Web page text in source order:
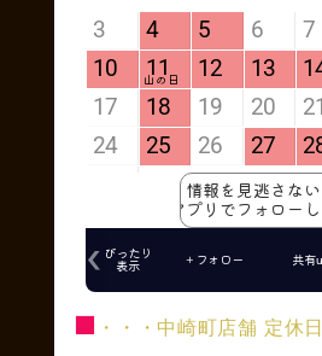
■ ・・・中崎町店舗 定休日